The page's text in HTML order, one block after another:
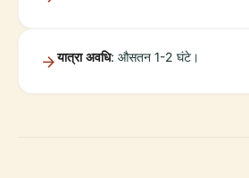
यात्रा अवधि: औसतन 1-2 घंटे।